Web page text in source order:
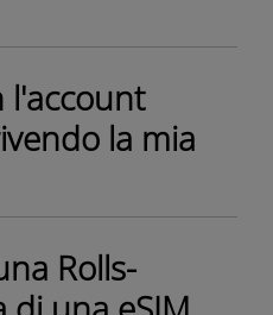
l'account
la mia
Rolls-